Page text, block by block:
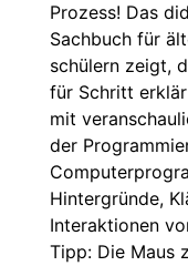
Prozess! Das
Sachbuch für
schülern zeigt,
für Schritt
mit
der
Hintergründe,
Interaktionen
Tipp: Die Maus